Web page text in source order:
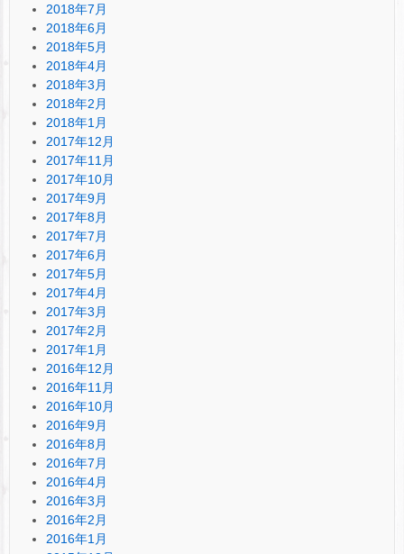
2018年7月
2018年6月
2018年5月
2018年4月
2018年3月
2018年2月
2018年1月
2017年12月
2017年11月
2017年10月
2017年9月
2017年8月
2017年7月
2017年6月
2017年5月
2017年4月
2017年3月
2017年2月
2017年1月
2016年12月
2016年11月
2016年10月
2016年9月
2016年8月
2016年7月
2016年4月
2016年3月
2016年2月
2016年1月